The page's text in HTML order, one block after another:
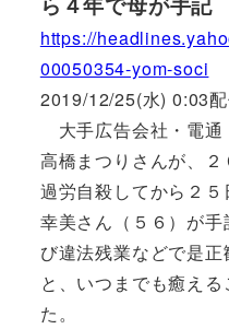
https://
00050354-yom-soci
2019/12/25(水) 0:03
大手広告会社・電通
高橋まつりさんが、
過労自殺してから２
幸美さん（５６）が
び違法残業などで是
と、いつまでも癒え
た。